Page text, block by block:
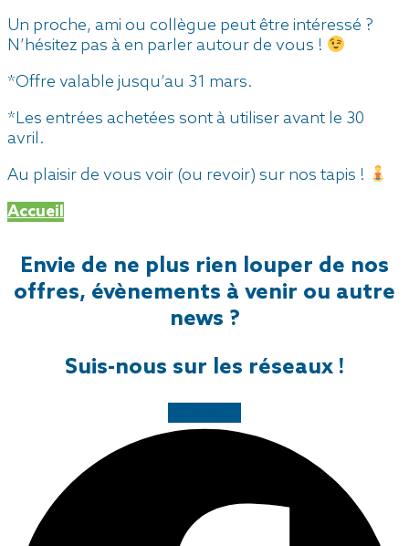
Un proche, ami ou collègue peut être intéressé ?
N’hésitez pas à en parler autour de vous !
*Offre valable jusqu’au 31 mars.
*Les entrées achetées sont à utiliser avant le 30
avril.
Au plaisir de vous voir (ou revoir) sur nos tapis !
Accueil
Envie de ne plus rien louper de nos
offres, évènements à venir ou autre
news ?
Suis-nous sur les réseaux !